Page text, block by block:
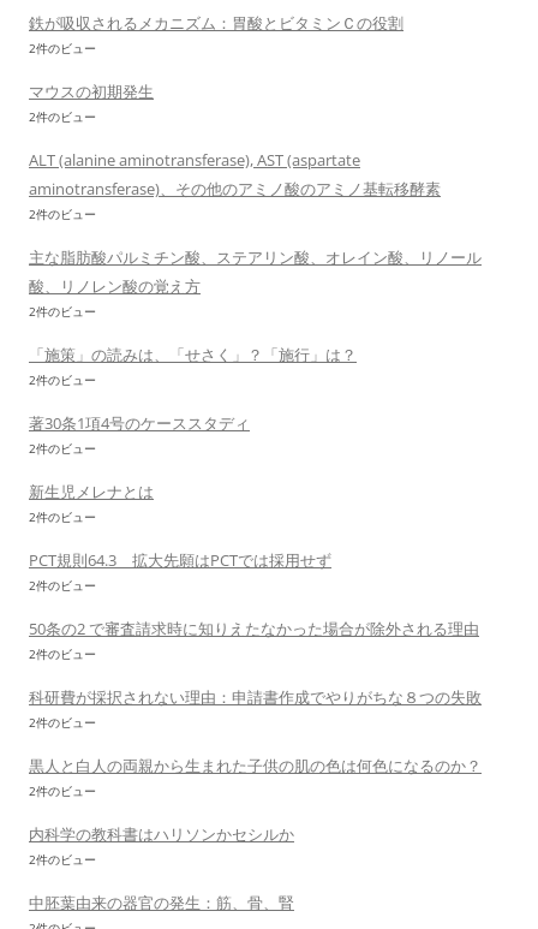
鉄が吸収されるメカニズム：胃酸とビタミンＣの役割
2件のビュー
マウスの初期発生
2件のビュー
ALT (alanine aminotransferase), AST (aspartate
aminotransferase)、その他のアミノ酸のアミノ基転移酵素
2件のビュー
主な脂肪酸パルミチン酸、ステアリン酸、オレイン酸、リノール
酸、リノレン酸の覚え方
2件のビュー
「施策」の読みは、「せさく」？「施行」は？
2件のビュー
著30条1項4号のケーススタディ
2件のビュー
新生児メレナとは
2件のビュー
PCT規則64.3 拡大先願はPCTでは採用せず
2件のビュー
50条の2 で審査請求時に知りえたなかった場合が除外される理由
2件のビュー
科研費が採択されない理由：申請書作成でやりがちな８つの失敗
2件のビュー
黒人と白人の両親から生まれた子供の肌の色は何色になるのか？
2件のビュー
内科学の教科書はハリソンかセシルか
2件のビュー
中胚葉由来の器官の発生：筋、骨、腎